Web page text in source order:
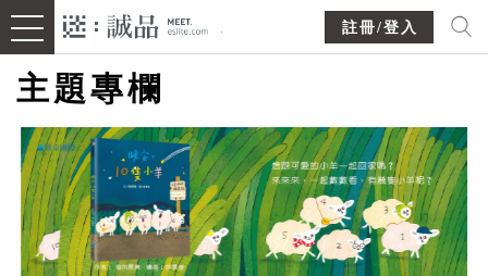
註冊/登入
主題專欄